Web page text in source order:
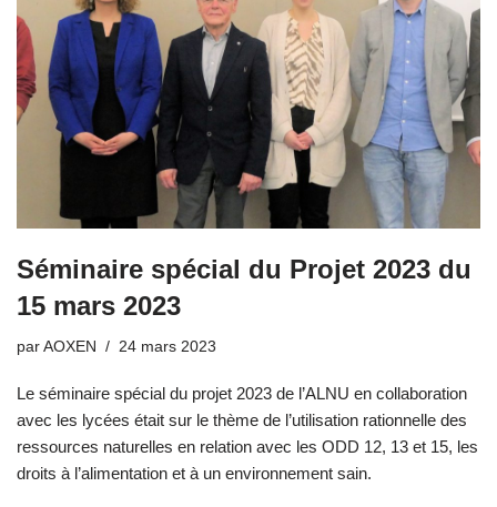
Séminaire spécial du Projet 2023 du
15 mars 2023
par AOXEN 24 mars 2023
Le séminaire spécial du projet 2023 de l’ALNU en collaboration
avec les lycées était sur le thème de l’utilisation rationnelle des
ressources naturelles en relation avec les ODD 12, 13 et 15, les
droits à l’alimentation et à un environnement sain.